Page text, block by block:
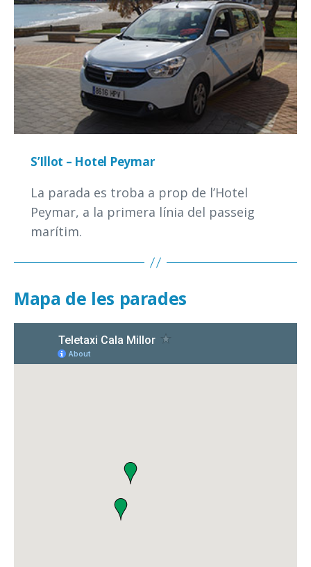
S’Illot – Hotel Peymar
La parada es troba a prop de l’Hotel
Peymar, a la primera línia del passeig
marítim.
Mapa de les parades